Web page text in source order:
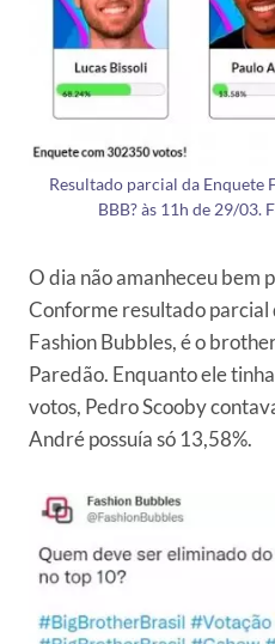
Resultado parcial da Enquete
BBB? às 11h de 29/03.
O dia não amanheceu bem
Conforme resultado parcial
Fashion Bubbles, é o
Paredão. Enquanto ele
votos, Pedro Scooby
André possuía só 13,58%.